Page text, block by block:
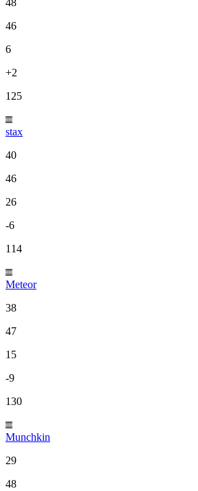
48
46
6
+2
125
stax
40
46
26
-6
114
Meteor
38
47
15
-9
130
Munchkin
29
48